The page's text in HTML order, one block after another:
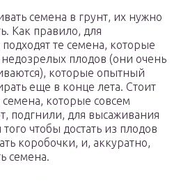
семена в грунт, их нужно
Как правило, для
те семена, которые
плодов (они очень
которые опытный
еще в конце лета. Стоит
семена, которые совсем
подгнили, для высаживания
чтобы достать из плодов
коробочки, и, аккуратно,
семена.